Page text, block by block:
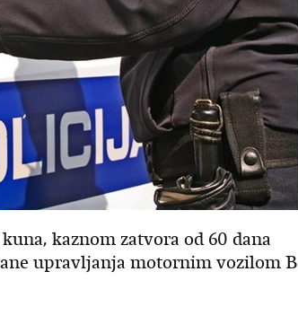
kaznom zatvora od 60 dana
upravljanja motornim vozilom B